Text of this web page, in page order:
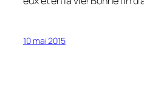
10 mai 2015